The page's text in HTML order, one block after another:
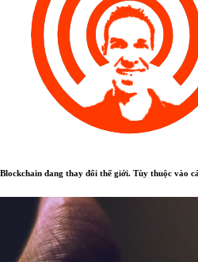
Blockchain đang thay đổi thế giới. Tùy thuộc vào